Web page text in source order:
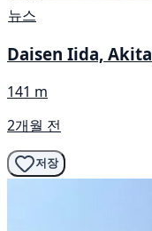
뉴스
Daisen Iida, Akita
141 m
2개월 전
저장